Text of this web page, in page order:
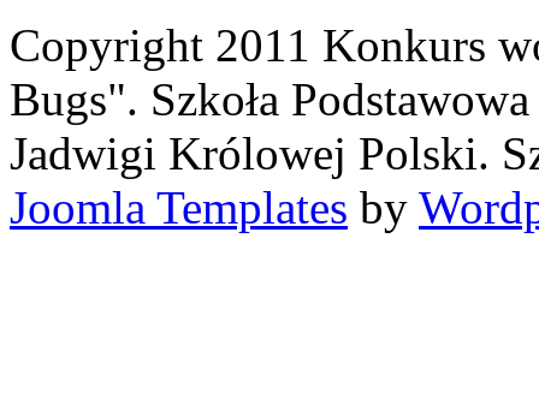
Copyright 2011 Konkurs
Bugs". Szkoła
Jadwigi Królowej Polski.
Joomla Templates by